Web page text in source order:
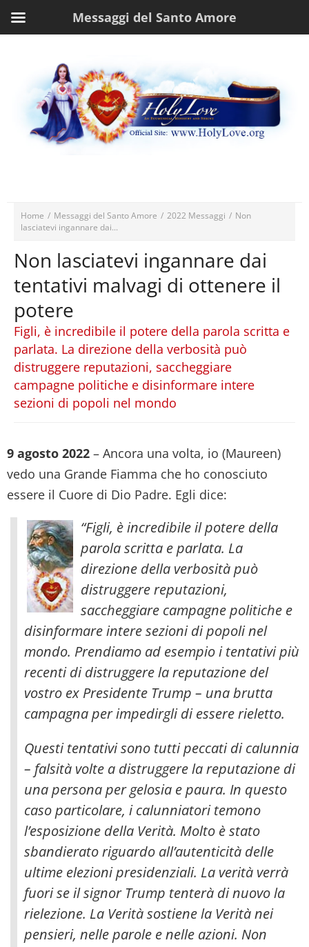
Home / Messaggi del Santo Amore / 2022 Messaggi / Non
lasciatevi ingannare dai...
Non lasciatevi ingannare dai
tentativi malvagi di ottenere il
potere
Figli, è incredibile il potere della parola scritta e
parlata. La direzione della verbosità può
distruggere reputazioni, saccheggiare
campagne politiche e disinformare intere
sezioni di popoli nel mondo
9 agosto 2022 – Ancora una volta, io (Maureen)
vedo una Grande Fiamma che ho conosciuto
essere il Cuore di Dio Padre. Egli dice:
“Figli, è incredibile il potere della
parola scritta e parlata. La
direzione della verbosità può
distruggere reputazioni,
saccheggiare campagne politiche e
disinformare intere sezioni di popoli nel
mondo. Prendiamo ad esempio i tentativi più
recenti di distruggere la reputazione del
vostro ex Presidente Trump – una brutta
campagna per impedirgli di essere rieletto.
Questi tentativi sono tutti peccati di calunnia
– falsità volte a distruggere la reputazione di
una persona per gelosia e paura. In questo
caso particolare, i calunniatori temono
l’esposizione della Verità. Molto è stato
sbandierato riguardo all’autenticità delle
ultime elezioni presidenziali. La verità verrà
fuori se il signor Trump tenterà di nuovo la
rielezione. La Verità sostiene la Verità nei
pensieri, nelle parole e nelle azioni. Non
Messaggi del Santo Amore